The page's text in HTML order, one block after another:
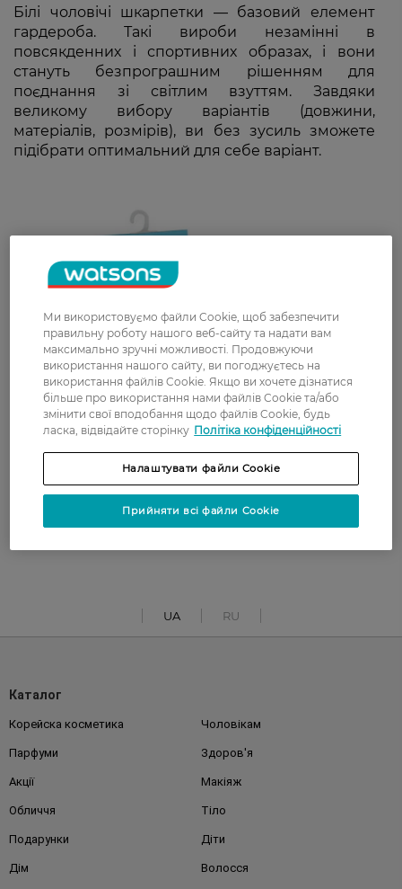
Білі чоловічі шкарпетки — базовий елемент
гардероба. Такі вироби незамінні в
повсякденних і спортивних образах, і вони
стануть безпрограшним рішенням для
поєднання зі світлим взуттям. Завдяки
великому вибору варіантів (довжини,
матеріалів, розмірів), ви без зусиль зможете
підібрати оптимальний для себе варіант.
UA RU
Каталог
Корейска косметика Чоловікам
Парфуми Здоров'я
Акції Макіяж
Обличчя Тіло
Подарунки Діти
Дім Волосся
Ми використовуємо файли Cookie, щоб забезпечити
правильну роботу нашого веб-сайту та надати вам
максимально зручні можливості. Продовжуючи
використання нашого сайту, ви погоджуєтесь на
використання файлів Cookie. Якщо ви хочете дізнатися
більше про використання нами файлів Cookie та/або
змінити свої вподобання щодо файлів Cookie, будь
ласка, відвідайте сторінку Політіка конфіденційності
Налаштувати файли Cookie
Прийняти всі файли Cookie